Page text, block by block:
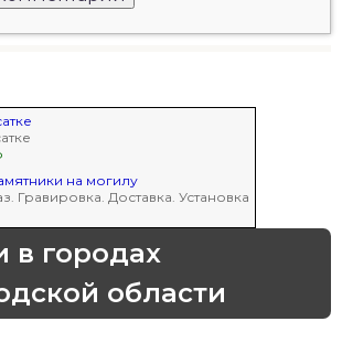
на могилу
Гравировка. Доставка. Установка
в городах
области